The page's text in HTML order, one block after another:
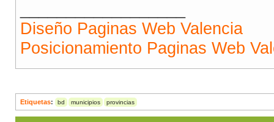
Diseño Paginas Web Valencia
Posicionamiento Paginas Web
Etiquetas: bd municipios provincias